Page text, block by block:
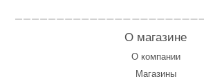
О магазине
О компании
Магазины